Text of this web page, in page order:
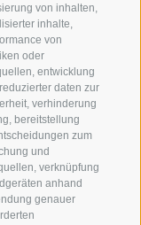
von inhalten,
inhalte,
von
oder
entwicklung
daten zur
verhinderung
bereitstellung
zum
und
verknüpfung
anhand
genauer